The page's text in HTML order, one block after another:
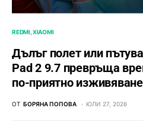
REDMI XIAOMI
Дълъг полет или
Pad 2 9.7 превръща
по-приятно изживяване
ОТ БОРЯНА ПОПОВА ЮЛИ 27, 2026